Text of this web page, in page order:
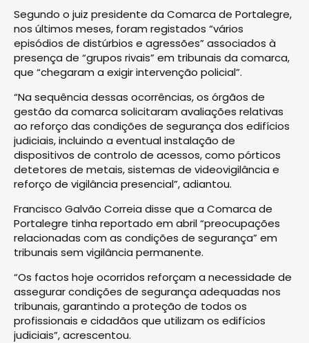
Segundo o juiz presidente da Comarca de Portalegre,
nos últimos meses, foram registados “vários
episódios de distúrbios e agressões” associados à
presença de “grupos rivais” em tribunais da comarca,
que “chegaram a exigir intervenção policial”.
“Na sequência dessas ocorrências, os órgãos de
gestão da comarca solicitaram avaliações relativas
ao reforço das condições de segurança dos edifícios
judiciais, incluindo a eventual instalação de
dispositivos de controlo de acessos, como pórticos
detetores de metais, sistemas de videovigilância e
reforço de vigilância presencial”, adiantou.
Francisco Galvão Correia disse que a Comarca de
Portalegre tinha reportado em abril “preocupações
relacionadas com as condições de segurança” em
tribunais sem vigilância permanente.
“Os factos hoje ocorridos reforçam a necessidade de
assegurar condições de segurança adequadas nos
tribunais, garantindo a proteção de todos os
profissionais e cidadãos que utilizam os edifícios
judiciais”, acrescentou.